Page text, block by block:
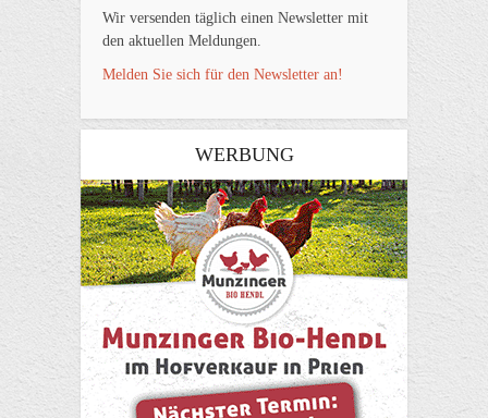
Wir versenden täglich einen Newsletter mit
den aktuellen Meldungen.
Melden Sie sich für den Newsletter an!
WERBUNG